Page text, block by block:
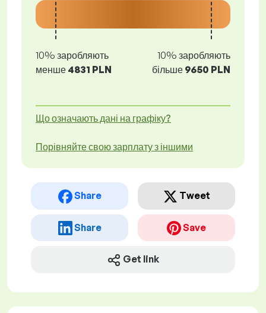
10% заробляють
менше 4831 PLN
10% заробляють
більше 9650 PLN
Що означають дані на графіку?
Порівняйте свою зарплату з іншими
Share Tweet
Share Save
Get link